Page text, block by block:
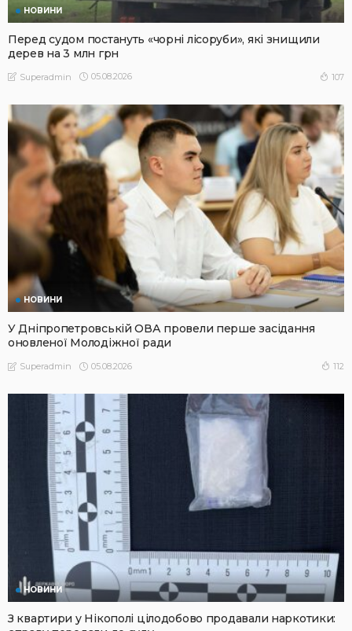
НОВИНИ
Перед судом постануть «чорні лісоруби», які знищили
дерев на 3 млн грн
Superadmin 05.08.2026 107
НОВИНИ
У Дніпропетровській ОВА провели перше засідання
оновленої Молодіжної ради
Superadmin 05.08.2026 112
НОВИНИ
З квартири у Нікополі цілодобово продавали наркотики: